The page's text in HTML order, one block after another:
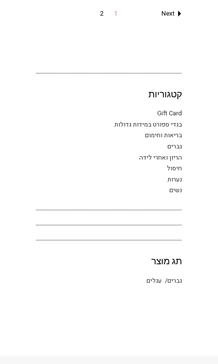
1
2 Next
קטגוריות
Gift Card
בגדי ספורט במידות גדולות
בריאות וחימום
גברים
הריון ואחרי לידה
חיסול
נערות
נשים
תג מוצר
גברים עגלים